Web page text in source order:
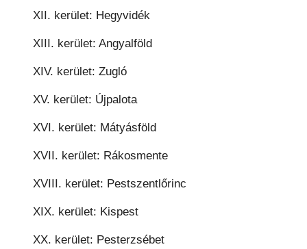
XII. kerület: Hegyvidék
XIII. kerület: Angyalföld
XIV. kerület: Zugló
XV. kerület: Újpalota
XVI. kerület: Mátyásföld
XVII. kerület: Rákosmente
XVIII. kerület: Pestszentlőrinc
XIX. kerület: Kispest
XX. kerület: Pesterzsébet